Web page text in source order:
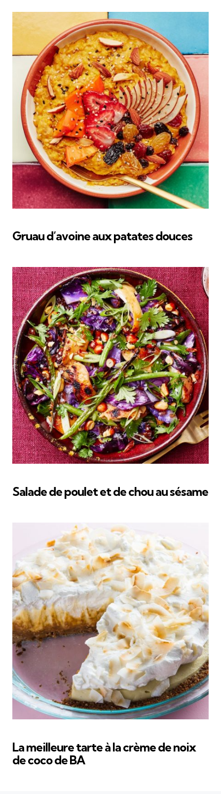
Gruau d’avoine aux patates douces
Salade de poulet et de chou au sésame
La meilleure tarte à la crème de noix
de coco de BA